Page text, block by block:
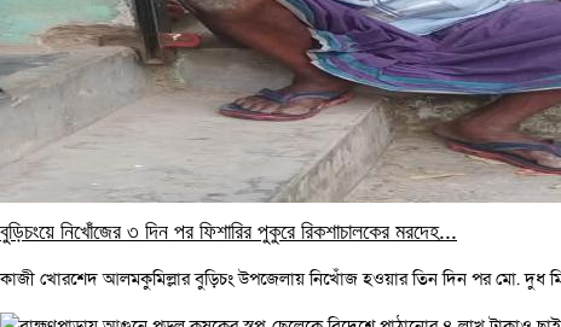
বুড়িচংয়ে নিখোঁজের ৩ দিন পর ফিশারির পুকুরে রিকশাচালকের মরদেহ...
কাজী খোরশেদ আলমকুমিল্লার বুড়িচং উপজেলায় নিখোঁজ হওয়ার তিন দিন পর মো. দুধ